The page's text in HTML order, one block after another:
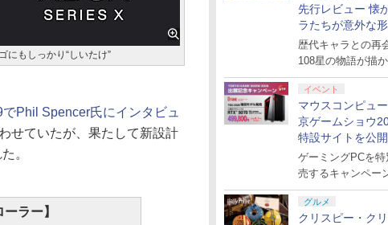
先行レビュー 懐
ラたちが意外な形
シリーズ完全新
歴代キャラとの再
108星の物語が描
イベント
マウスコンピュ
京ゲームショウ
特設サイトを公開
ゲーミングPCを特
売するキャンペー
グルメ
クリスピー・ク
にもしっかり“しいたけ”
でPhil Spencer氏にインタビュ
せていたが、果たして新設計
。
ラー】